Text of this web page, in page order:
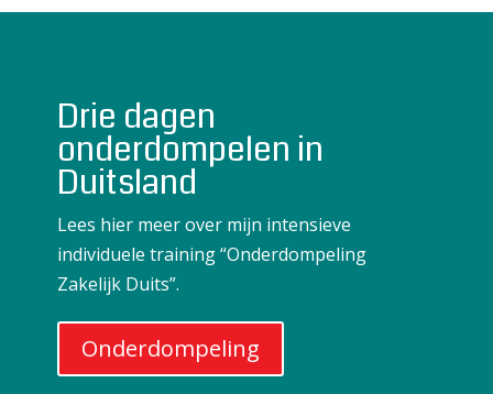
Drie dagen
onderdompelen in
Duitsland
Lees hier meer over mijn intensieve
individuele training “Onderdompeling
Zakelijk Duits”.
Onderdompeling